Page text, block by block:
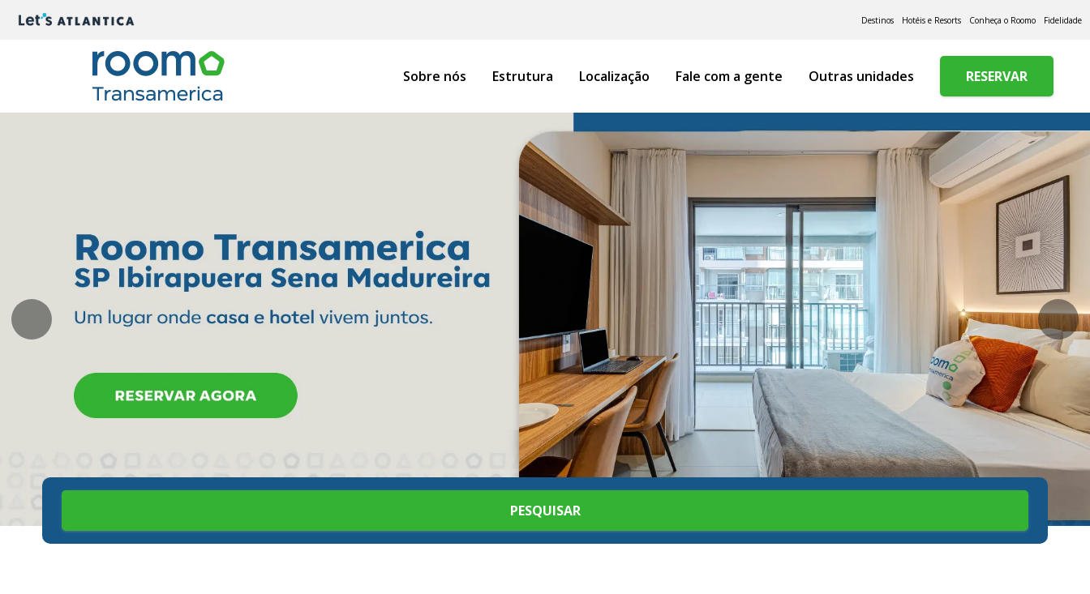
Destinos Hotéis e Resorts Conheça o Roomo Fidelidade
Sobre nós Estrutura Localização Fale com a gente Outras unidades RESERVAR
PESQUISAR